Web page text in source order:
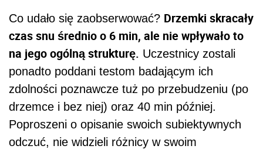
Co udało się zaobserwować? Drzemki skracały
czas snu średnio o 6 min, ale nie wpływało to
na jego ogólną strukturę. Uczestnicy zostali
ponadto poddani testom badającym ich
zdolności poznawcze tuż po przebudzeniu (po
drzemce i bez niej) oraz 40 min później.
Poproszeni o opisanie swoich subiektywnych
odczuć, nie widzieli różnicy w swoim